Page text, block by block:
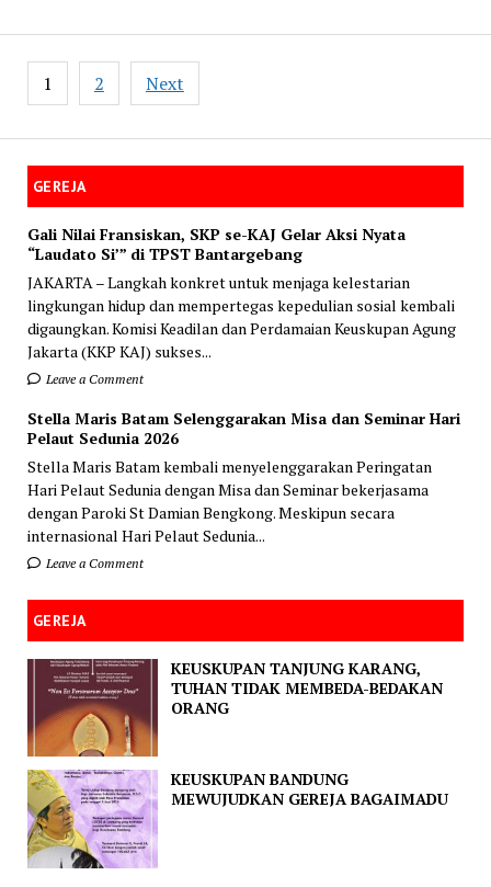
GEREJA
Gali Nilai Fransiskan, SKP se-KAJ Gelar Aksi Nyata
“Laudato Si’” di TPST Bantargebang
JAKARTA – Langkah konkret untuk menjaga kelestarian
lingkungan hidup dan mempertegas kepedulian sosial kembali
digaungkan. Komisi Keadilan dan Perdamaian Keuskupan Agung
Jakarta (KKP KAJ) sukses...
Leave a Comment
Stella Maris Batam Selenggarakan Misa dan Seminar Hari
Pelaut Sedunia 2026
Stella Maris Batam kembali menyelenggarakan Peringatan
Hari Pelaut Sedunia dengan Misa dan Seminar bekerjasama
dengan Paroki St Damian Bengkong. Meskipun secara
internasional Hari Pelaut Sedunia...
Leave a Comment
GEREJA
KEUSKUPAN TANJUNG KARANG,
TUHAN TIDAK MEMBEDA-BEDAKAN
ORANG
KEUSKUPAN BANDUNG
MEWUJUDKAN GEREJA BAGAIMADU
Posts
navigation
1 2 Next